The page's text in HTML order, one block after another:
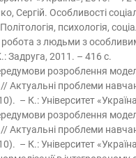
Сергій. Особливості
психологія,
робота з людьми з
Задруга, 2011. – 416 c.
розроблення
Актуальні проблеми
– К.: Університет
розроблення
Актуальні проблеми
– К.: Університет